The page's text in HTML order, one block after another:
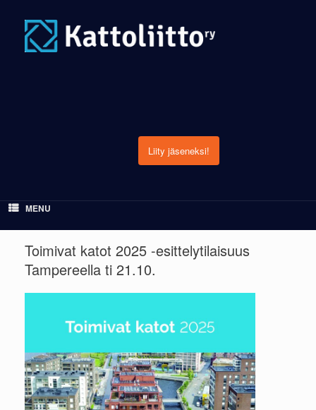
content
Liity jäseneksi!
MENU
Toimivat katot 2025 -esittelytilaisuus
Tampereella ti 21.10.